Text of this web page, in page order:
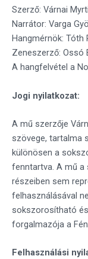
Szerző: Várnai
Narrátor: Varga
Hangmérnök: Tóth
Zeneszerző: Ossó
A hangfelvétel a
Jogi nyilatkozat:
A mű szerzője
szövege, tartalma
különösen a
fenntartva. A mű a
részeiben sem
felhasználásával
sokszorosítható
forgalmazója a
Felhasználási